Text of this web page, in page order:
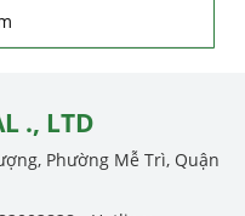
., LTD
Phường Mễ Trì, Quận